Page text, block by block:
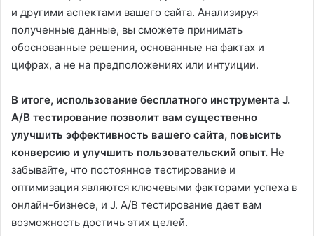
и другими аспектами вашего сайта. Анализируя
полученные данные, вы сможете принимать
обоснованные решения, основанные на фактах и
цифрах, а не на предположениях или интуиции.
В итоге, использование бесплатного инструмента J.
A/B тестирование позволит вам существенно
улучшить эффективность вашего сайта, повысить
конверсию и улучшить пользовательский опыт. Не
забывайте, что постоянное тестирование и
оптимизация являются ключевыми факторами успеха в
онлайн-бизнесе, и J. A/B тестирование дает вам
возможность достичь этих целей.